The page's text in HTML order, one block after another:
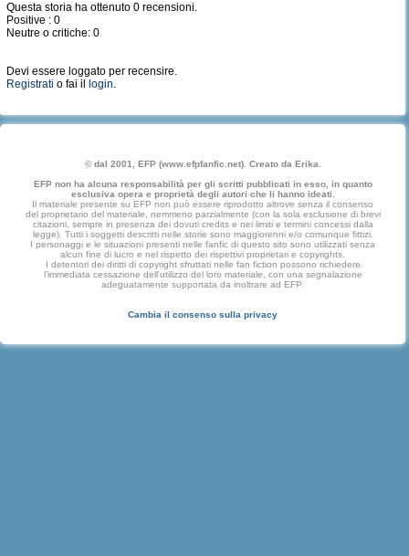
Questa storia ha ottenuto 0 recensioni.
Positive : 0
Neutre o critiche: 0
Devi essere loggato per recensire.
Registrati o fai il login.
© dal 2001, EFP (www.efpfanfic.net). Creato da Erika.
EFP non ha alcuna responsabilità per gli scritti pubblicati in esso, in quanto
esclusiva opera e proprietà degli autori che li hanno ideati.
Il materiale presente su EFP non può essere riprodotto altrove senza il consenso
del proprietario del materiale, nemmeno parzialmente (con la sola esclusione di brevi
citazioni, sempre in presenza dei dovuti credits e nei limiti e termini concessi dalla
legge). Tutti i soggetti descritti nelle storie sono maggiorenni e/o comunque fittizi.
I personaggi e le situazioni presenti nelle fanfic di questo sito sono utilizzati senza
alcun fine di lucro e nel rispetto dei rispettivi proprietari e copyrights.
I detentori dei diritti di copyright sfruttati nelle fan fiction possono richiedere
l'immediata cessazione dell'utilizzo del loro materiale, con una segnalazione
adeguatamente supportata da inoltrare ad EFP.
Cambia il consenso sulla privacy